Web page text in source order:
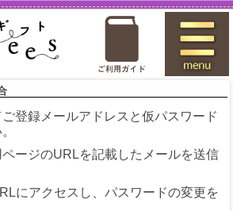
登録メールアドレスと仮パスワード
ージのURLを記載したメールを送信
にアクセスし、パスワードの変更を